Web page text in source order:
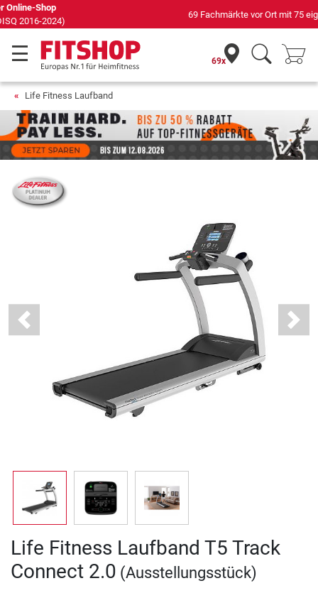
69 Fachmärkte vor Ort mit 75 eigenen Servicetechnikern
69x
Life Fitness Laufband
Previous Next
Life Fitness Laufband T5 Track
Connect 2.0 (Ausstellungsstück)